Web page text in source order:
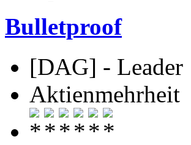
Bulletproof
[DAG] - Leader
Aktienmehrheit